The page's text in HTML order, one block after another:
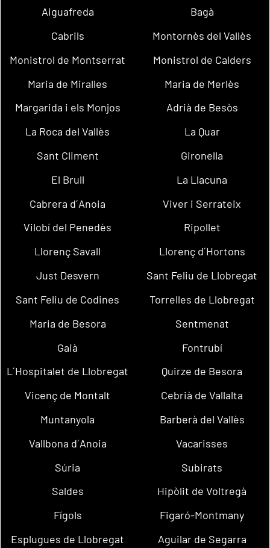
Aiguafreda
Bagà
Cabrils
Montornès del Vallès
Monistrol de Montserrat
Monistrol de Calders
Maria de Miralles
Maria de Merlès
Margarida i els Monjos
Adrià de Besòs
La Roca del Vallès
La Quar
Sant Climent
Gironella
El Brull
La Llacuna
Cabrera d´Anoia
Viver i Serrateix
Vilobí del Penedès
Ripollet
Llorenç Savall
Llorenç d´Hortons
Just Desvern
Sant Feliu de Llobregat
Sant Feliu de Codines
Torrelles de Llobregat
Maria de Besora
Sentmenat
Gaià
Fontrubí
L´Hospitalet de Llobregat
Quirze de Besora
Vicenç de Montalt
Cebrià de Vallalta
Muntanyola
Barberà del Vallès
Vallbona d´Anoia
Vacarisses
Súria
Subirats
Saldes
Hipòlit de Voltregà
Fígols
Figaró-Montmany
Esplugues de Llobregat
Aguilar de Segarra